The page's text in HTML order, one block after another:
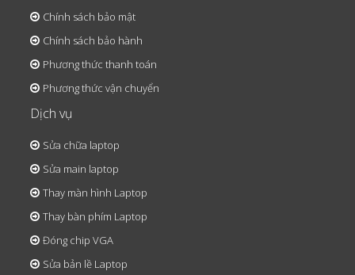
Chính sách bảo mật
Chính sách bảo hành
Phương thức thanh toán
Phương thức vận chuyển
Dịch vụ
Sửa chữa laptop
Sửa main laptop
Thay màn hình Laptop
Thay bàn phím Laptop
Đóng chip VGA
Sửa bản lề Laptop